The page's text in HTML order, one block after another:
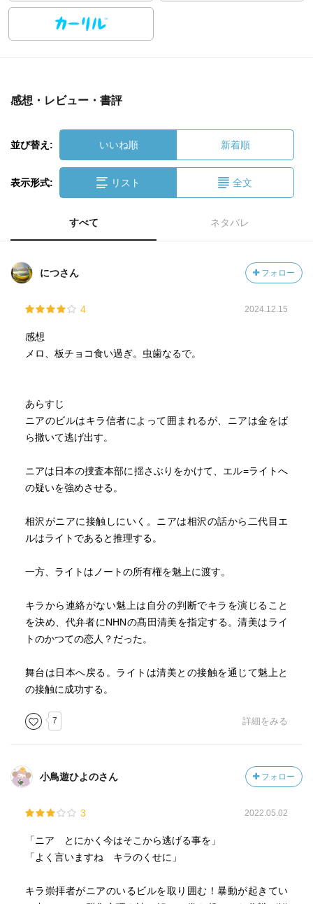
感想・レビュー・書評
並び替え: いいね順 新着順
表示形式: リスト 全文
すべて ネタバレ
につさん フォロー
4 2024.12.15
感想
メロ、板チョコ食い過ぎ。虫歯なるで。
あらすじ
ニアのビルはキラ信者によって囲まれるが、ニアは金をば
ら撒いて逃げ出す。
ニアは日本の捜査本部に揺さぶりをかけて、エル=ライトへ
の疑いを強めさせる。
相沢がニアに接触しにいく。ニアは相沢の話から二代目エ
ルはライトであると推理する。
一方、ライトはノートの所有権を魅上に渡す。
キラから連絡がない魅上は自分の判断でキラを演じること
を決め、代弁者にNHNの髙田清美を指定する。清美はライ
トのかつての恋人？だった。
舞台は日本へ戻る。ライトは清美との接触を通じて魅上と
の接触に成功する。
7 詳細をみる
小鳥遊ひよのさん フォロー
3 2022.05.02
「ニア とにかく今はそこから逃げる事を」
「よく言いますね キラのくせに」
キラ崇拝者がニアのいるビルを取り囲む！暴動が起きてい